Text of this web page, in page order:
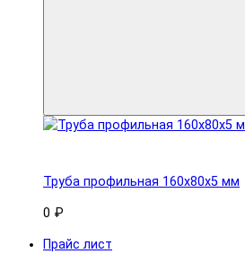
Труба профильная 160x80х5 мм
0 ₽
Прайс лист